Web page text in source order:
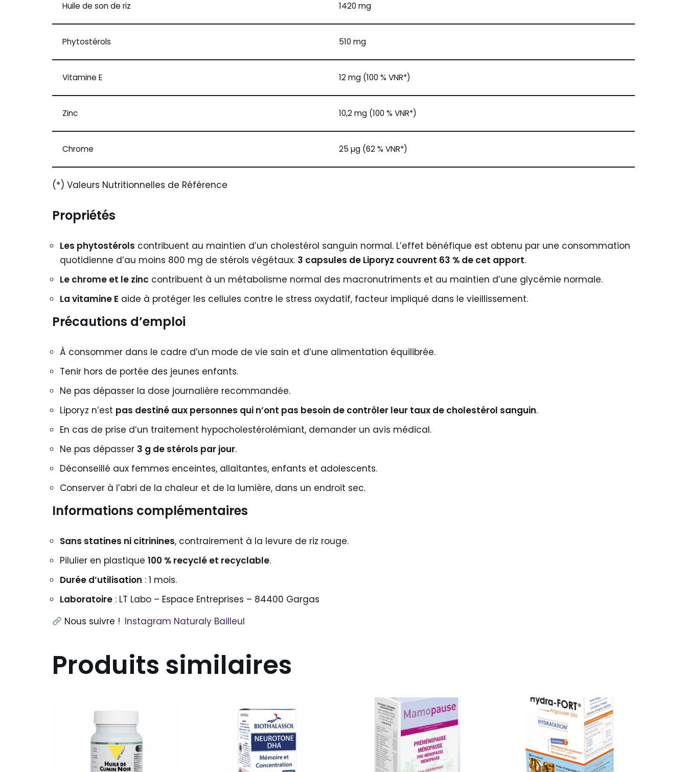
Huile de son de riz 1420 mg
Phytostérols 510 mg
Vitamine E 12 mg (100 % VNR*)
Zinc 10,2 mg (100 % VNR*)
Chrome 25 µg (62 % VNR*)
(*) Valeurs Nutritionnelles de Référence
Propriétés
Les phytostérols contribuent au maintien d’un cholestérol sanguin normal. L’effet bénéfique est obtenu par une consommation
quotidienne d’au moins 800 mg de stérols végétaux. 3 capsules de Liporyz couvrent 63 % de cet apport.
Le chrome et le zinc contribuent à un métabolisme normal des macronutriments et au maintien d’une glycémie normale.
La vitamine E aide à protéger les cellules contre le stress oxydatif, facteur impliqué dans le vieillissement.
Précautions d’emploi
À consommer dans le cadre d’un mode de vie sain et d’une alimentation équilibrée.
Tenir hors de portée des jeunes enfants.
Ne pas dépasser la dose journalière recommandée.
Liporyz n’est pas destiné aux personnes qui n’ont pas besoin de contrôler leur taux de cholestérol sanguin.
En cas de prise d’un traitement hypocholestérolémiant, demander un avis médical.
Ne pas dépasser 3 g de stérols par jour.
Déconseillé aux femmes enceintes, allaitantes, enfants et adolescents.
Conserver à l’abri de la chaleur et de la lumière, dans un endroit sec.
Informations complémentaires
Sans statines ni citrinines, contrairement à la levure de riz rouge.
Pilulier en plastique 100 % recyclé et recyclable.
Durée d’utilisation : 1 mois.
Laboratoire : LT Labo – Espace Entreprises – 84400 Gargas
Nous suivre ! Instagram Naturaly Bailleul
Produits similaires